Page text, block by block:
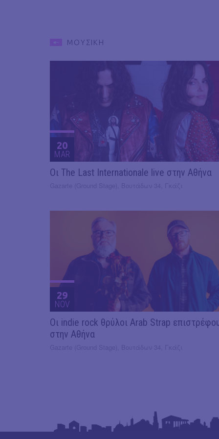
ΜΟΥΣΙΚΗ
20
MAR
Οι The Last Internationale live στην Αθήνα
29
NOV
Οι indie rock θρύλοι Arab Strap
στην Αθήνα